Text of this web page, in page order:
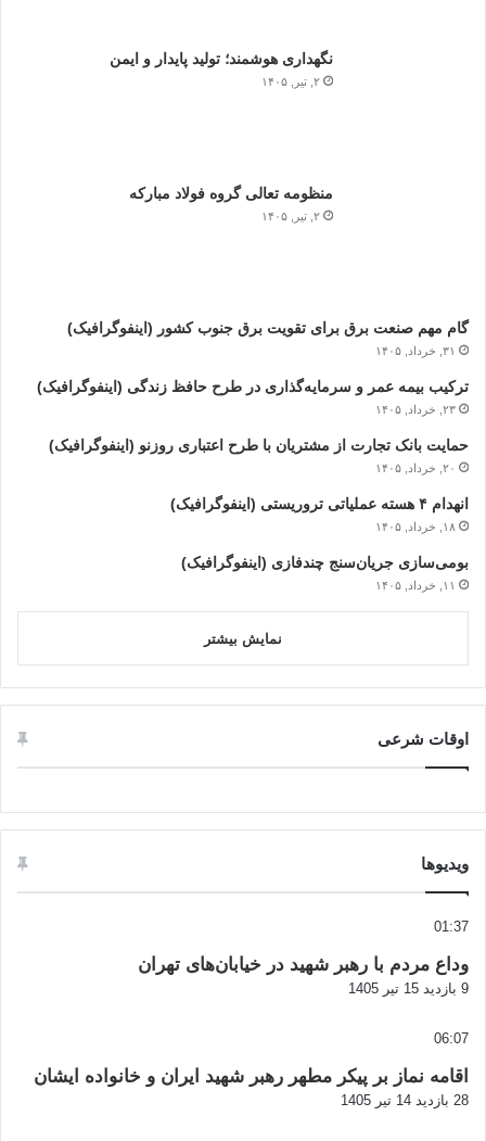
نگهداری هوشمند؛ تولید پایدار و ایمن
۲, تیر, ۱۴۰۵
منظومه تعالی گروه فولاد مبارکه
۲, تیر, ۱۴۰۵
گام مهم صنعت برق برای تقویت برق جنوب کشور (اینفوگرافیک)
۳۱, خرداد, ۱۴۰۵
ترکیب بیمه عمر و سرمایه‌گذاری در طرح حافظ زندگی (اینفوگرافیک)
۲۳, خرداد, ۱۴۰۵
حمایت بانک تجارت از مشتریان با طرح اعتباری روزنو (اینفوگرافیک)
۲۰, خرداد, ۱۴۰۵
انهدام ۴ هسته عملیاتی تروریستی (اینفوگرافیک)
۱۸, خرداد, ۱۴۰۵
بومی‌سازی جریان‌سنج چندفازی (اینفوگرافیک)
۱۱, خرداد, ۱۴۰۵
نمایش بیشتر
اوقات شرعی
ویدیوها
01:37
وداع مردم با رهبر شهید در خیابان‌های تهران
9 بازدید 15 تیر 1405
06:07
اقامه نماز بر پیکر مطهر رهبر شهید ایران و خانواده ایشان
28 بازدید 14 تیر 1405